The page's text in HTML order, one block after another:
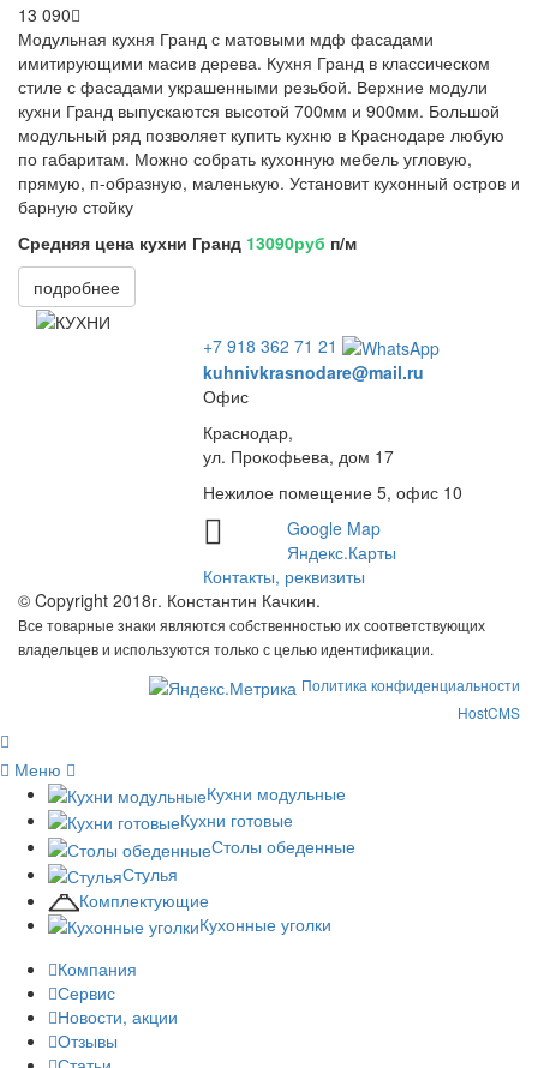
13 090
Модульная кухня Гранд с матовыми мдф фасадами
имитирующими масив дерева. Кухня Гранд в классическом
стиле с фасадами украшенными резьбой. Верхние модули
кухни Гранд выпускаются высотой 700мм и 900мм. Большой
модульный ряд позволяет купить кухню в Краснодаре любую
по габаритам. Можно собрать кухонную мебель угловую,
прямую, п-образную, маленькую. Установит кухонный остров и
барную стойку
Средняя цена кухни Гранд 13090руб п/м
подробнее
+7 918 362 71 21
kuhnivkrasnodare@mail.ru
Офис
Краснодар,
ул. Прокофьева, дом 17
Нежилое помещение 5, офис 10
Google Map
Яндекс.Карты
Контакты, реквизиты
© Copyright 2018г. Константин Качкин.
Все товарные знаки являются собственностью их соответствующих
владельцев и используются только с целью идентификации.
Политика конфиденциальности
HostCMS
Меню
Кухни модульные
Кухни готовые
Столы обеденные
Стулья
Комплектующие
Кухонные уголки
Компания
Сервис
Новости, акции
Отзывы